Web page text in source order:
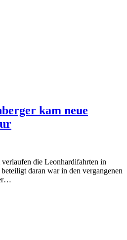
kam neue
die Leonhardifahrten in
daran war in den vergangenen